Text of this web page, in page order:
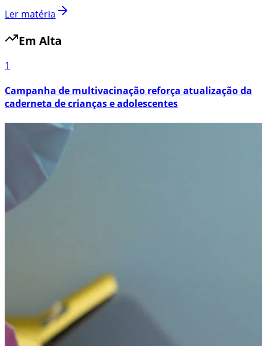
Ler matéria
Em Alta
1
Campanha de multivacinação reforça atualização da
caderneta de crianças e adolescentes